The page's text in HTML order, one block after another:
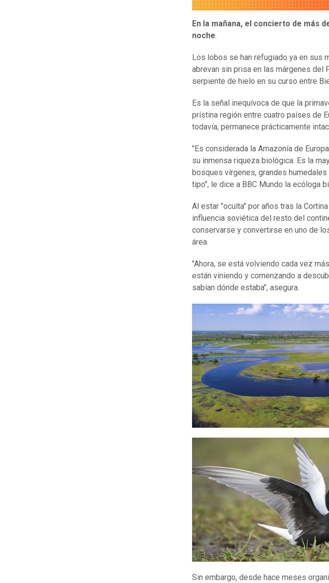
En la mañana, el concierto de más
noche.
Los lobos se han refugiado ya en sus
abrevan sin prisa en las márgenes del
serpiente de hielo en su curso entre
Es la señal inequívoca de que la
prístina región entre cuatro países de
todavía, permanece prácticamente
"Es considerada la Amazonía de
su inmensa riqueza biológica. Es la
bosques vírgenes, grandes
tipo", le dice a BBC Mundo la ecóloga
Al estar "oculta" por años tras la
influencia soviética del resto del
conservarse y convertirse en uno de
área.
"Ahora, se está volviendo cada vez
están viniendo y comenzando a
sabían dónde estaba", asegura.
Sin embargo, desde hace meses